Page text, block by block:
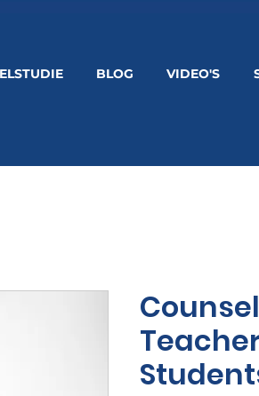
BLOG VIDEO'S